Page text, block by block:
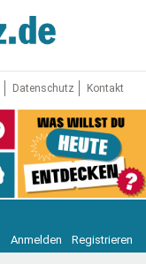
Datenschutz Kontakt
Anmelden Registrieren